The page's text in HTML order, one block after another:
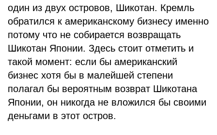
один из двух островов, Шикотан. Кремль
обратился к американскому бизнесу именно
потому что не собирается возвращать
Шикотан Японии. Здесь стоит отметить и
такой момент: если бы американский
бизнес хотя бы в малейшей степени
полагал бы вероятным возврат Шикотана
Японии, он никогда не вложился бы своими
деньгами в этот остров.